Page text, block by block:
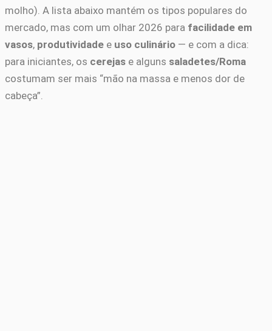
molho). A lista abaixo mantém os tipos populares do
mercado, mas com um olhar 2026 para facilidade em
vasos, produtividade e uso culinário — e com a dica:
para iniciantes, os cerejas e alguns saladetes/Roma
costumam ser mais “mão na massa e menos dor de
cabeça”.